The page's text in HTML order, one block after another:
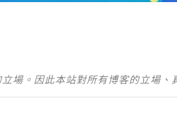
場。因此本站對所有博客的立場